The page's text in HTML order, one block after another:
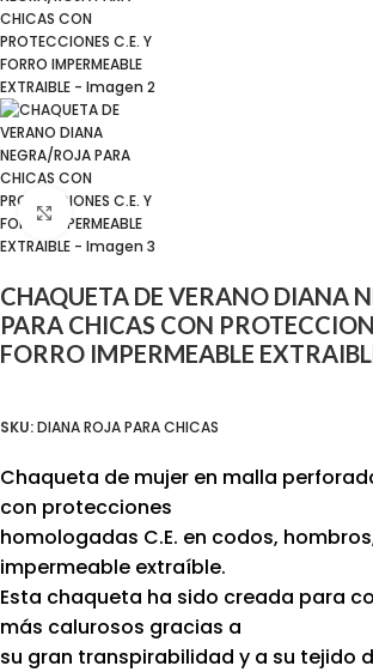
Click para agrandar
CHAQUETA DE VERANO DIANA
PARA CHICAS CON
FORRO IMPERMEABLE
SKU:DIANA ROJA PARA CHICAS
Chaqueta de mujer en malla
con protecciones
homologadas C.E. en codos,
impermeable extraíble.
Esta chaqueta ha sido creada para
más calurosos gracias a
su gran transpirabilidad y a su tejido